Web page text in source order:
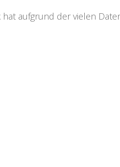
aufgrund der vielen